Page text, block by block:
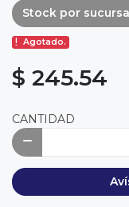
Stock por
Agotado.
$ 245.54
CANTIDAD